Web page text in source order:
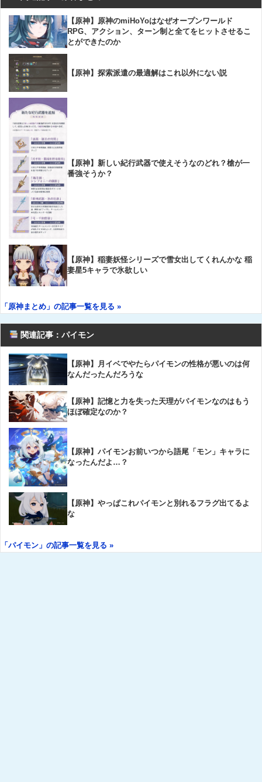
【原神】原神のmiHoYoはなぜオープンワールド
RPG、アクション、ターン制と全てをヒットさせるこ
とができたのか
【原神】探索派遣の最適解はこれ以外にない説
【原神】新しい紀行武器で使えそうなのどれ？槍が一
番強そうか？
【原神】稲妻妖怪シリーズで雪女出してくれんかな 稲
妻星5キャラで氷欲しい
「原神まとめ」の記事一覧を見る »
関連記事：パイモン
【原神】月イベでやたらパイモンの性格が悪いのは何
なんだったんだろうな
【原神】記憶と力を失った天理がパイモンなのはもう
ほぼ確定なのか？
【原神】パイモンお前いつから語尾「モン」キャラに
なったんだよ…？
【原神】やっぱこれパイモンと別れるフラグ出てるよ
な
「パイモン」の記事一覧を見る »